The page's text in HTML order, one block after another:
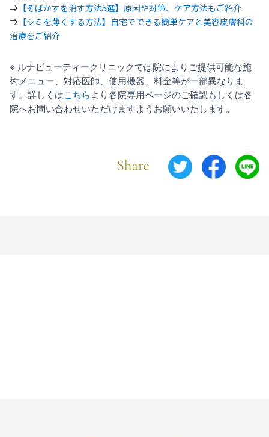
⇒ 【そばかすを消す方法5選】原因や対策、ケア方法もご紹介
⇒ 【シミを薄くする方法】自宅でできる簡単ケアと美容皮膚科の
治療をご紹介
※ ルナビューティークリニックでは院によりご提供可能な施
術メニュー、対応医師、使用機器、料金等が一部異なりま
す。詳しくはこちら より各院専用ページのご確認もしくは各
院へお問い合わせいただけますようお願いいたします。